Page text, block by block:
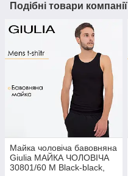
Подібні товари компанії
Майка чоловіча бавовняна
Giulia МАЙКА ЧОЛОВІЧА
30801/60 M Black-black,